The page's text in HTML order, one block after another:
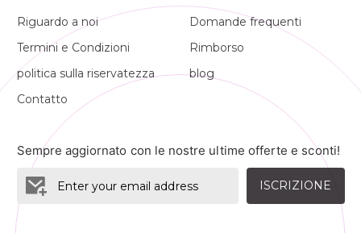
Riguardo a noi
Termini e Condizioni
politica sulla riservatezza
Contatto
Domande frequenti
Rimborso
blog
Sempre aggiornato con le nostre ultime offerte e sconti!
ISCRIZIONE